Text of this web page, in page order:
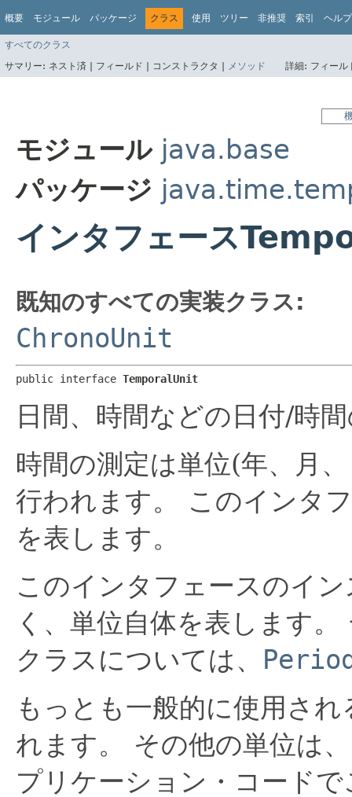
概要 モジュール パッケージ クラス 使用 ツリー 非推奨 索引 ヘルプ
すべてのクラス
サマリー: ネスト済 | フィールド | コンストラクタ | メソッド 詳細: フィー
モジュール java.base
パッケージ
インタフェース
既知のすべての実装クラス:
ChronoUnit
public interface TemporalUnit
日間、時間などの日付/時
時間の測定は単位(年、月
行われます。
このインタ
を表します。
このインタフェースのイ
く、単位自体を表します。
クラスについては、
もっとも一般的に使用され
れます。
その他の単位は、
プリケーション・コード